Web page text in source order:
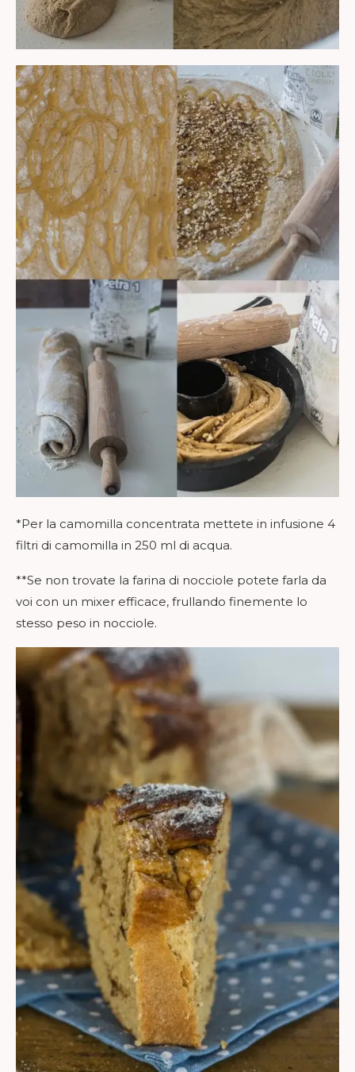
*Per la camomilla concentrata mettete in infusione 4
filtri di camomilla in 250 ml di acqua.
**Se non trovate la farina di nocciole potete farla da
voi con un mixer efficace, frullando finemente lo
stesso peso in nocciole.